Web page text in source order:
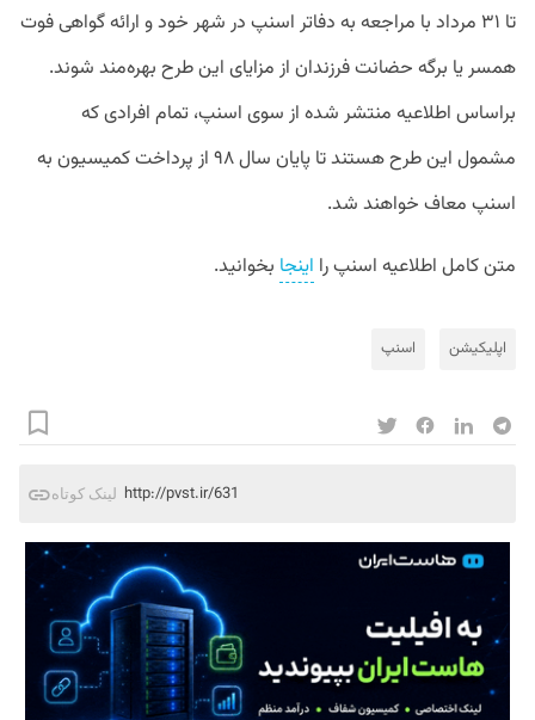
تا ۳۱ مرداد با مراجعه به دفاتر اسنپ در شهر خود و ارائه گواهی فوت
همسر یا برگه‌ حضانت فرزندان از مزایای این طرح بهره‌مند شوند.
براساس اطلاعیه منتشر شده از سوی اسنپ، تمام افرادی که
مشمول این طرح هستند تا پایان سال ۹۸ از پرداخت کمیسیون به
اسنپ معاف خواهند شد.
متن کامل اطلاعیه اسنپ را اینجا بخوانید.
اپلیکیشن اسنپ
لینک کوتاه http://pvst.ir/631